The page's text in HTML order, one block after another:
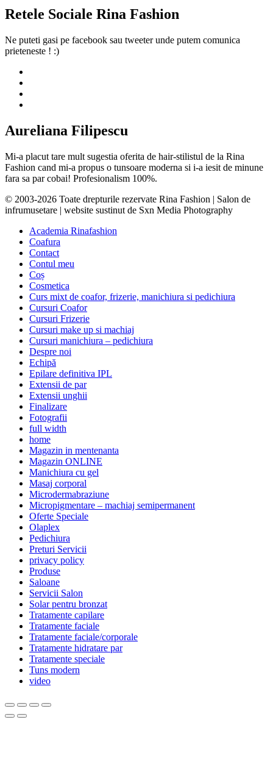
Retele Sociale Rina Fashion
Ne puteti gasi pe facebook sau tweeter unde putem comunica
prieteneste ! :)
Aureliana Filipescu
Mi-a placut tare mult sugestia oferita de hair-stilistul de la Rina
Fashion cand mi-a propus o tunsoare moderna si i-a iesit de minune
fara sa par cobai! Profesionalism 100%.
© 2003-2026 Toate drepturile rezervate Rina Fashion | Salon de
infrumusetare | website sustinut de Sxn Media Photography
Academia Rinafashion
Coafura
Contact
Contul meu
Coș
Cosmetica
Curs mixt de coafor, frizerie, manichiura si pedichiura
Cursuri Coafor
Cursuri Frizerie
Cursuri make up si machiaj
Cursuri manichiura – pedichiura
Despre noi
Echipă
Epilare definitiva IPL
Extensii de par
Extensii unghii
Finalizare
Fotografii
full width
home
Magazin in mentenanta
Magazin ONLINE
Manichiura cu gel
Masaj corporal
Microdermabraziune
Micropigmentare – machiaj semipermanent
Oferte Speciale
Olaplex
Pedichiura
Preturi Servicii
privacy policy
Produse
Saloane
Servicii Salon
Solar pentru bronzat
Tratamente capilare
Tratamente faciale
Tratamente faciale/corporale
Tratamente hidratare par
Tratamente speciale
Tuns modern
video